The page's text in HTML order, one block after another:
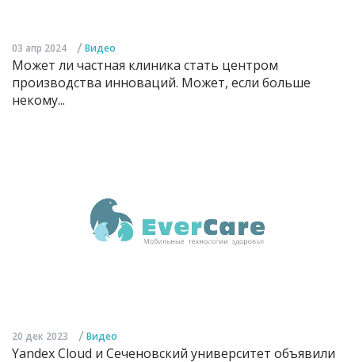
03 апр 2024 / Видео
Может ли частная клиника стать центром
производства инноваций. Может, если больше
некому...
20 дек 2023 / Видео
Yandex Cloud и Сеченовский университет объявили